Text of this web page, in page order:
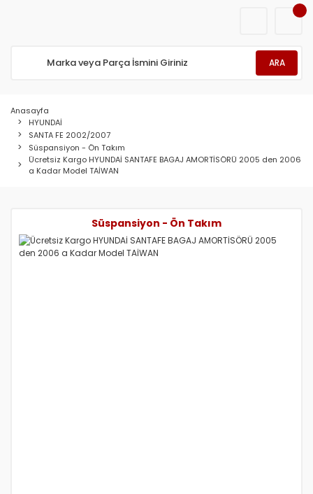
ARA
Anasayfa
HYUNDAİ
SANTA FE 2002/2007
Süspansiyon - Ön Takım
Ücretsiz Kargo HYUNDAİ SANTAFE BAGAJ AMORTİSÖRÜ 2005 den 2006
a Kadar Model TAİWAN
Süspansiyon - Ön Takım